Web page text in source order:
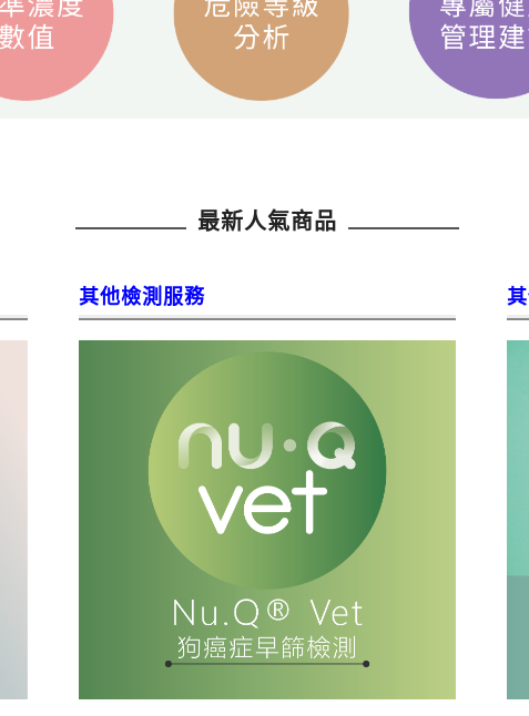
最新人氣商品
其他檢測服務